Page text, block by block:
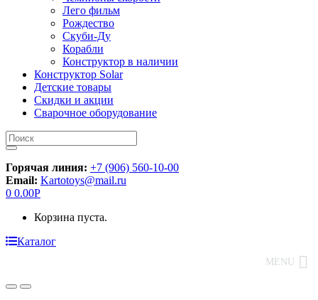
Лего фильм
Рождество
Скуби-Ду
Корабли
Конструктор в наличии
Конструктор Solar
Детские товары
Скидки и акции
Сварочное оборудование
Искать:
Горячая линия: +7 (906) 560-10-00
Email: Kartotoys@mail.ru
0 0.00Р
Корзина пуста.
Каталог
MENU